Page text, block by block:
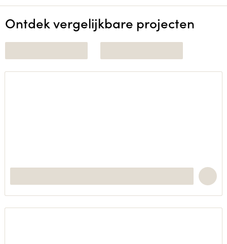
Ontdek vergelijkbare projecten